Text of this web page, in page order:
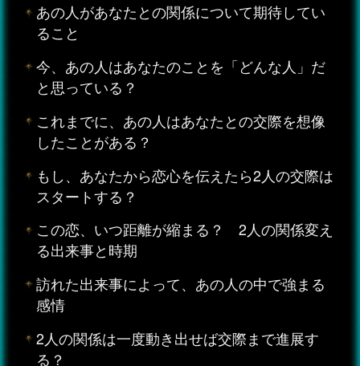
あの人があなたとの関係について期待してい
ること
今、あの人はあなたのことを「どんな人」だ
と思っている？
これまでに、あの人はあなたとの交際を想像
したことがある？
もし、あなたから恋心を伝えたら2人の交際は
スタートする？
この恋、いつ距離が縮まる？ 2人の関係変え
る出来事と時期
訪れた出来事によって、あの人の中で強まる
感情
2人の関係は一度動き出せば交際まで進展す
る？